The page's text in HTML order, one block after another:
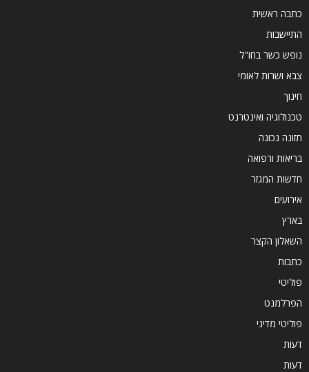
כתבה ראשית
התיישבות
נופש כשר בחו"ל
צבא ושרות לאומי
חינוך
טכנולוגיה ואינטרנט
תזונה נכונה
בריאות ורפואה
חדשות המגזר
אירועים
בארץ
השאלון הקצר
כתבות
פוליטי
הפרלמנט
פוליטי מדיני
דעות
דעות